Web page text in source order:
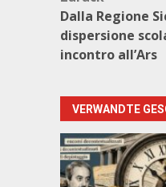
Dalla Regione
dispersione
incontro all’Ars
VERWANDTE